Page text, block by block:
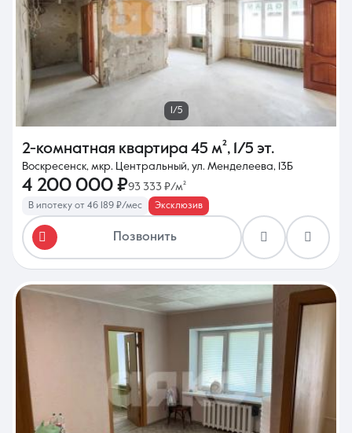
1/5
2-комнатная квартира 45 м², 1/5 эт.
Воскресенск, мкр. Центральный, ул. Менделеева, 13Б
4 200 000 ₽93 333 ₽/м²
В ипотеку от 46 189 ₽/мес Эксклюзив
Позвонить